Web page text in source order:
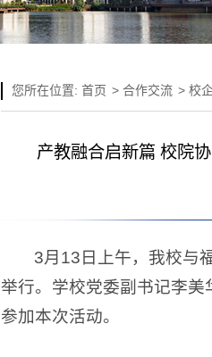
您所在位置: 首页 > 合作交流 > 校
产教融合启新篇 校院
3月13日上午，我校与
举行。学校党委副书记李
参加本次活动。